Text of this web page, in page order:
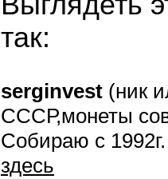
так:
serginvest (ник
СССР,монеты
Собираю с
здесь